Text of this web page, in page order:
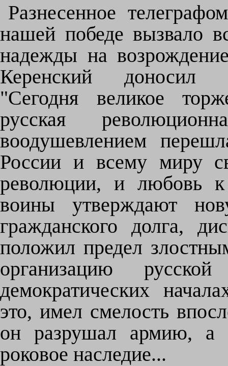
Разнесенное
нашей победе вызвало
надежды на
Керенский доносил
"Сегодня великое
русская
воодушевлением
России и всему миру
революции, и любовь к
воины утверждают
гражданского долга,
положил предел
организацию
демократических
это, имел смелость
он разрушал армию, а
роковое наследие...